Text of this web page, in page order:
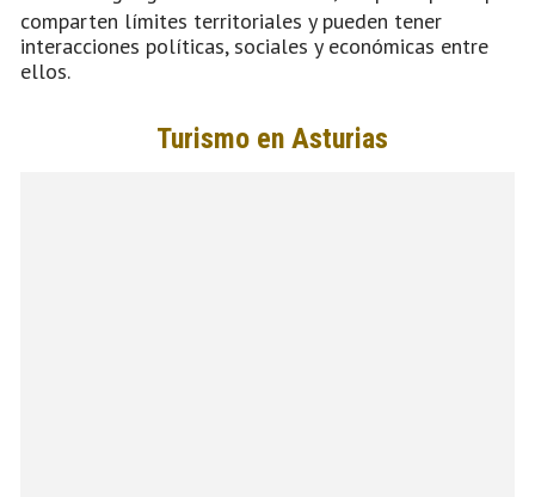
comparten límites territoriales y pueden tener
interacciones políticas, sociales y económicas entre
ellos.